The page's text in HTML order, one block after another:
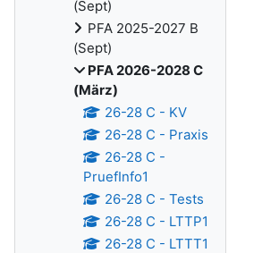
(Sept)
PFA 2025-2027 B
(Sept)
PFA 2026-2028 C
(März)
26-28 C - KV
26-28 C - Praxis
26-28 C -
PruefInfo1
26-28 C - Tests
26-28 C - LTTP1
26-28 C - LTTT1